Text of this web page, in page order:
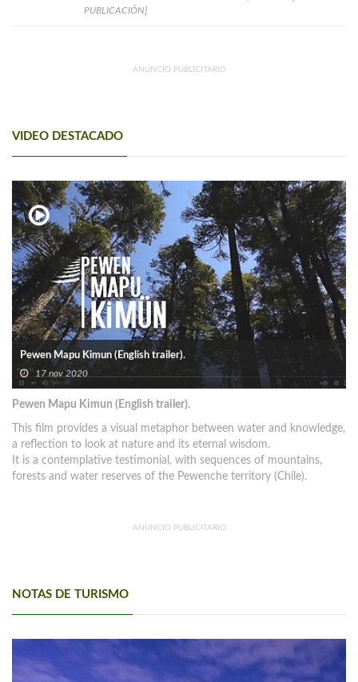
PUBLICACIÓN]
ANUNCIO PUBLICITARIO
VIDEO DESTACADO
Pewen Mapu Kimun (English trailer).
17 nov 2020
Pewen Mapu Kimun (English trailer).
This film provides a visual metaphor between water and knowledge,
a reflection to look at nature and its eternal wisdom.
It is a contemplative testimonial, with sequences of mountains,
forests and water reserves of the Pewenche territory (Chile).
ANUNCIO PUBLICITARIO
NOTAS DE TURISMO